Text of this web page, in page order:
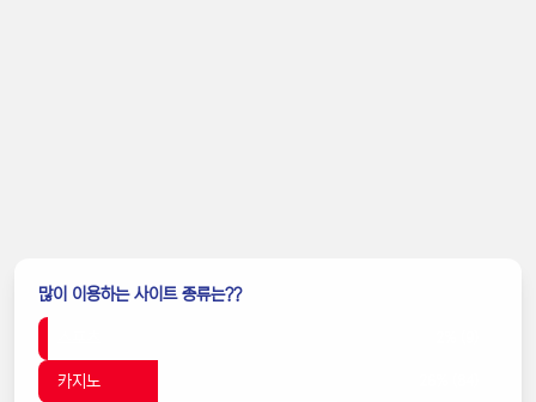
많이 이용하는 사이트 종류는??
카지노